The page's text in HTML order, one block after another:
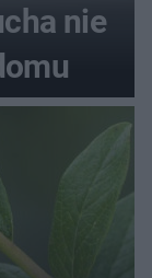
nie